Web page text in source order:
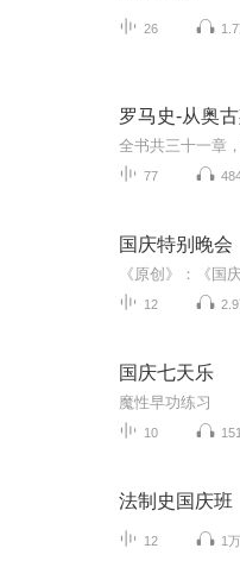
26
罗马史-从奥
全书共三十一章
77
国庆特别晚会
12
国庆七天乐
魔性早功练习
10
法制史国庆班
12 1万